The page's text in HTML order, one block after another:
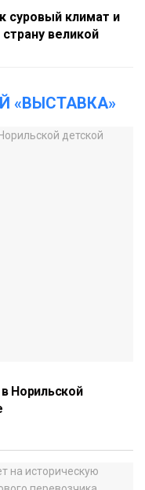
суровый климат и
великой
«ВЫСТАВКА»
Норильской